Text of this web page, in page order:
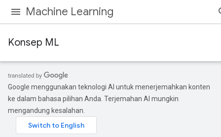
Machine Learning
Konsep ML
Google menggunakan teknologi AI untuk menerjemahkan konten
ke dalam bahasa pilihan Anda. Terjemahan AI mungkin
mengandung kesalahan.